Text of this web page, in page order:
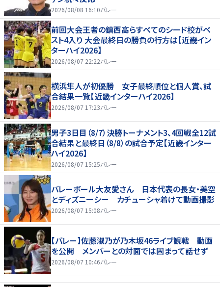
2026/08/08 16:10バレー
前回大会王者の鎮西高らすべてのシード校がベ
スト4入り 大会最終日の勝負の行方は【近畿イン
ターハイ2026】
2026/08/07 22:22バレー
横浜隼人が初優勝 女子最終順位と個人賞、試
合結果一覧【近畿インターハイ2026】
2026/08/07 17:23バレー
男子3日目（8/7）決勝トーナメント3、4回戦全12試
合結果と最終日（8/8）の試合予定【近畿インター
ハイ2026】
2026/08/07 15:25バレー
バレーボール大友愛さん 日本代表の長女・美空
とディズニーシー カチューシャ着けて動画撮影
2026/08/07 15:08バレー
【バレー】佐藤淑乃が乃木坂46ライブ観戦 動画
を公開 メンバーとの対面では固まって話せず
2026/08/07 10:46バレー